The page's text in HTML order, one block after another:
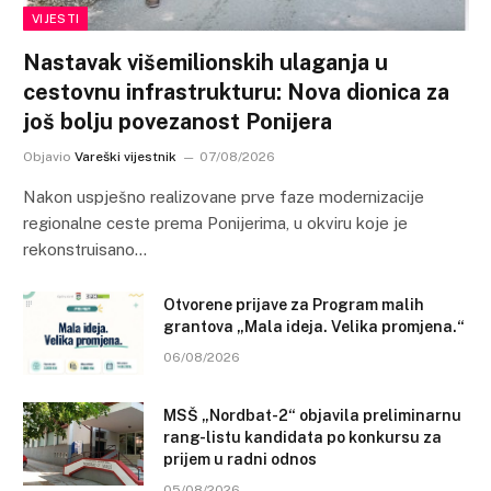
VIJESTI
Nastavak višemilionskih ulaganja u
cestovnu infrastrukturu: Nova dionica za
još bolju povezanost Ponijera
Objavio Vareški vijestnik 07/08/2026
Nakon uspješno realizovane prve faze modernizacije
regionalne ceste prema Ponijerima, u okviru koje je
rekonstruisano…
Otvorene prijave za Program malih
grantova „Mala ideja. Velika promjena.“
06/08/2026
MSŠ „Nordbat-2“ objavila preliminarnu
rang-listu kandidata po konkursu za
prijem u radni odnos